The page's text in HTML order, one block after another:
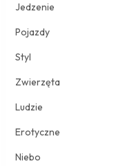
Jedzenie
Pojazdy
Styl
Zwierzęta
Ludzie
Erotyczne
Niebo